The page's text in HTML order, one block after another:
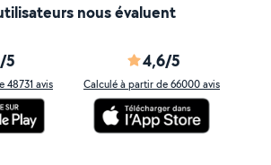
nous évaluent
5
48731 avis
4,6/5
Calculé à partir de 66000 avis